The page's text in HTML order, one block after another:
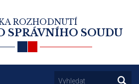
ROZHODNUTÍ
SPRÁVNÍHO SOUDU